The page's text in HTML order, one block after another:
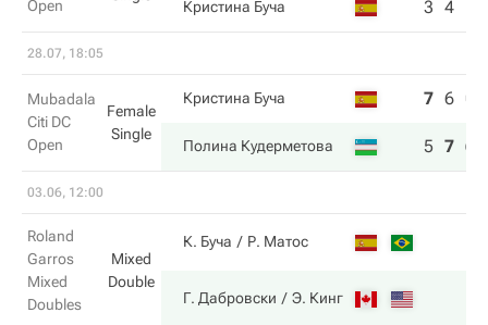
Open
Кристина Буча 3 4
28.07, 18:05
Mubadala
Citi DC
Open
Female
Single
Кристина Буча 7 6 0
Полина Кудерметова 5 7 6
03.06, 12:00
Roland
Garros
Mixed
Doubles
Mixed
Double
К. Буча Р. Матос
Г. Дабровски Э. Кинг